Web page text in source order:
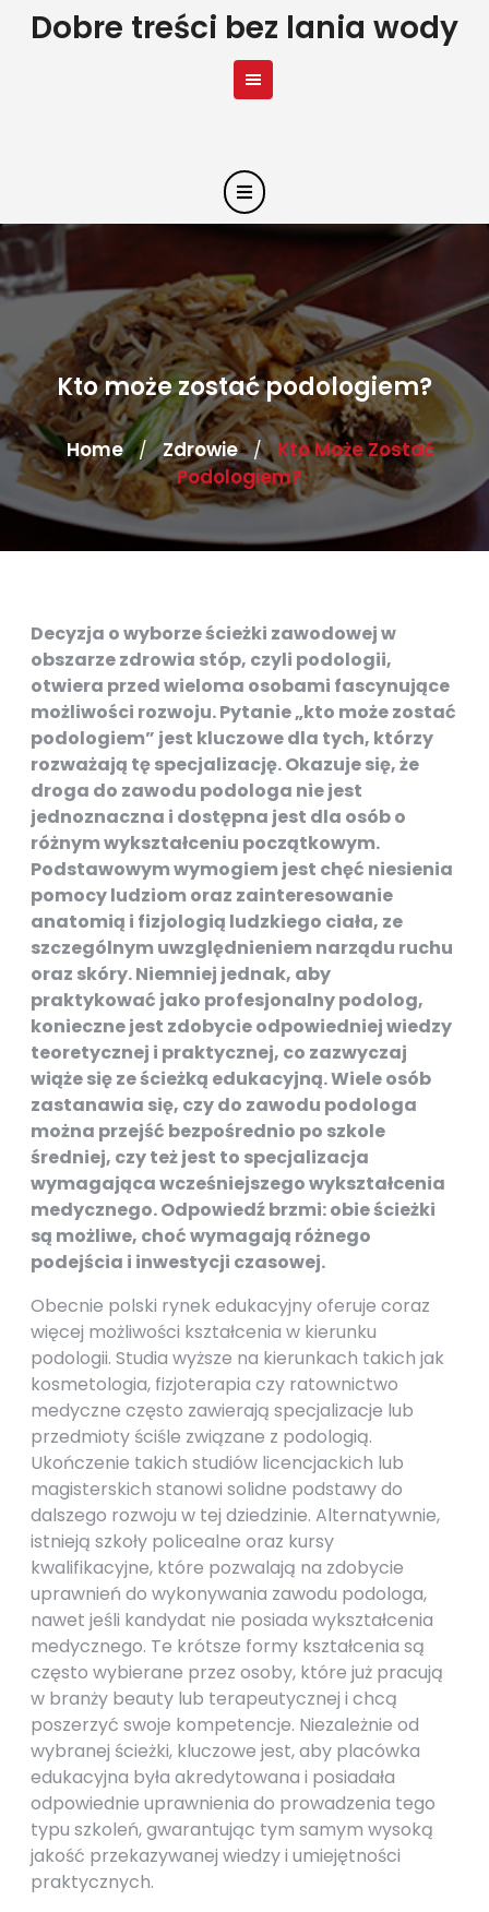
SkipDobre treści bez lania wody
Kto może zostać podologiem?
Home / Zdrowie / Kto Może Zostać
Podologiem?
Decyzja o wyborze ścieżki zawodowej w
obszarze zdrowia stóp, czyli podologii,
otwiera przed wieloma osobami fascynujące
możliwości rozwoju. Pytanie „kto może zostać
podologiem” jest kluczowe dla tych, którzy
rozważają tę specjalizację. Okazuje się, że
droga do zawodu podologa nie jest
jednoznaczna i dostępna jest dla osób o
różnym wykształceniu początkowym.
Podstawowym wymogiem jest chęć niesienia
pomocy ludziom oraz zainteresowanie
anatomią i fizjologią ludzkiego ciała, ze
szczególnym uwzględnieniem narządu ruchu
oraz skóry. Niemniej jednak, aby
praktykować jako profesjonalny podolog,
konieczne jest zdobycie odpowiedniej wiedzy
teoretycznej i praktycznej, co zazwyczaj
wiąże się ze ścieżką edukacyjną. Wiele osób
zastanawia się, czy do zawodu podologa
można przejść bezpośrednio po szkole
średniej, czy też jest to specjalizacja
wymagająca wcześniejszego wykształcenia
medycznego. Odpowiedź brzmi: obie ścieżki
są możliwe, choć wymagają różnego
podejścia i inwestycji czasowej.
Obecnie polski rynek edukacyjny oferuje coraz
więcej możliwości kształcenia w kierunku
podologii. Studia wyższe na kierunkach takich jak
kosmetologia, fizjoterapia czy ratownictwo
medyczne często zawierają specjalizacje lub
przedmioty ściśle związane z podologią.
Ukończenie takich studiów licencjackich lub
magisterskich stanowi solidne podstawy do
dalszego rozwoju w tej dziedzinie. Alternatywnie,
istnieją szkoły policealne oraz kursy
kwalifikacyjne, które pozwalają na zdobycie
uprawnień do wykonywania zawodu podologa,
nawet jeśli kandydat nie posiada wykształcenia
medycznego. Te krótsze formy kształcenia są
często wybierane przez osoby, które już pracują
w branży beauty lub terapeutycznej i chcą
poszerzyć swoje kompetencje. Niezależnie od
wybranej ścieżki, kluczowe jest, aby placówka
edukacyjna była akredytowana i posiadała
odpowiednie uprawnienia do prowadzenia tego
typu szkoleń, gwarantując tym samym wysoką
jakość przekazywanej wiedzy i umiejętności
praktycznych.